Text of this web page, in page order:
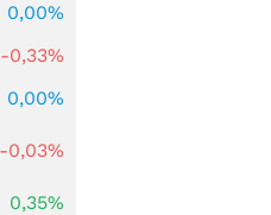
0,00%
-0,33%
0,00%
-0,03%
0,35%